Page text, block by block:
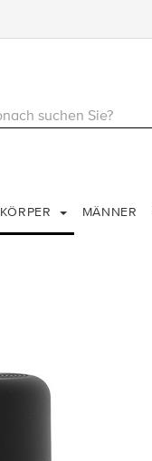
KÖRPER MÄNNER